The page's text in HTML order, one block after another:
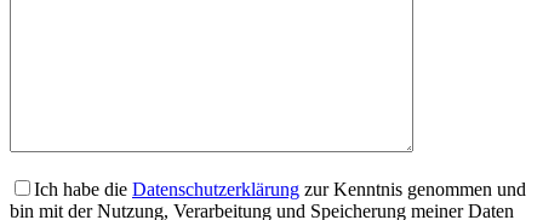
Ich habe die Datenschutzerklärung zur Kenntnis genommen und
bin mit der Nutzung, Verarbeitung und Speicherung meiner Daten